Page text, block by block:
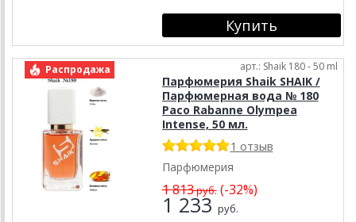
Распродажа арт.: Shaik 180 - 50 ml
Парфюмерия Shaik SHAIK /
Парфюмерная вода № 180
Paco Rabanne Olympea
Intense, 50 мл.
1 отзыв
Парфюмерия
1 813руб.(-32%)
1 233 руб.